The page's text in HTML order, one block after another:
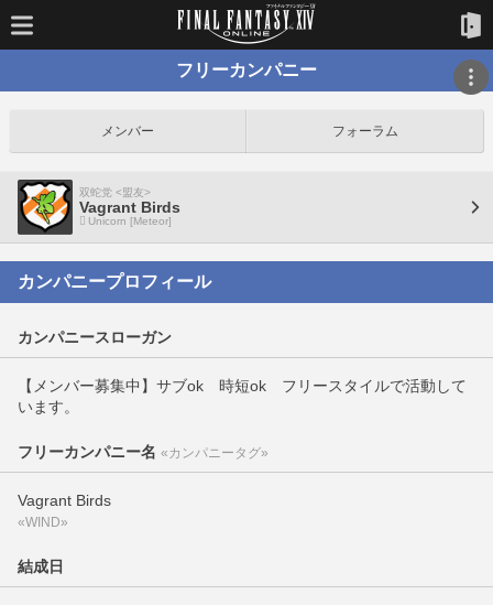
フリーカンパニー
メンバー フォーラム
双蛇党 <盟友>
Vagrant Birds
Unicorn [Meteor]
カンパニープロフィール
カンパニースローガン
【メンバー募集中】サブok 時短ok フリースタイルで活動して
います。
フリーカンパニー名 «カンパニータグ»
Vagrant Birds
«WIND»
結成日